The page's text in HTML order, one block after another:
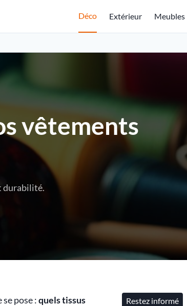
Déco Extérieur Meubles
vêtements
durabilité.
pose :quels tissus
Restez informé